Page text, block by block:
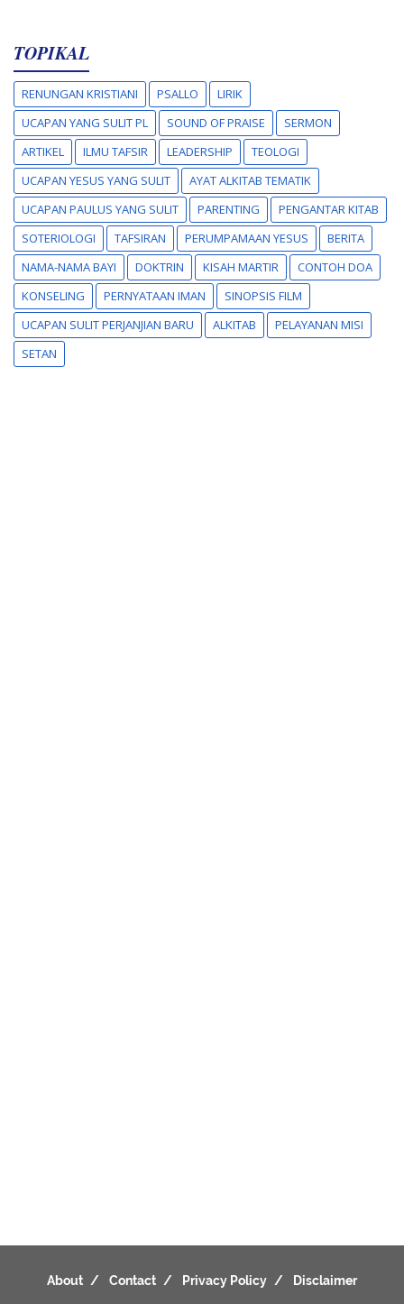
TOPIKAL
RENUNGAN KRISTIANI PSALLO
LIRIK
UCAPAN YANG SULIT PL
SOUND OF PRAISE
SERMON
ARTIKEL
ILMU TAFSIR LEADERSHIP
TEOLOGI
UCAPAN YESUS YANG SULIT
AYAT ALKITAB TEMATIK
UCAPAN PAULUS YANG SULIT
PARENTING
PENGANTAR KITAB
SOTERIOLOGI
TAFSIRAN PERUMPAMAAN YESUS
BERITA
NAMA-NAMA BAYI
DOKTRIN KISAH MARTIR
CONTOH DOA
KONSELING
PERNYATAAN IMAN
SINOPSIS FILM
UCAPAN SULIT PERJANJIAN BARU
ALKITAB
PELAYANAN MISI
SETAN
About Contact Privacy Policy Disclaimer